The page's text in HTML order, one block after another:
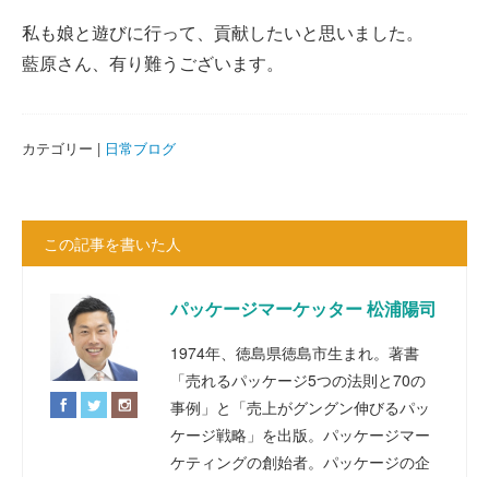
私も娘と遊びに行って、貢献したいと思いました。
藍原さん、有り難うございます。
カテゴリー | 日常ブログ
この記事を書いた人
パッケージマーケッター 松浦陽司
1974年、徳島県徳島市生まれ。著書
「売れるパッケージ5つの法則と70の
事例」と「売上がグングン伸びるパッ
ケージ戦略」を出版。パッケージマー
ケティングの創始者。パッケージの企